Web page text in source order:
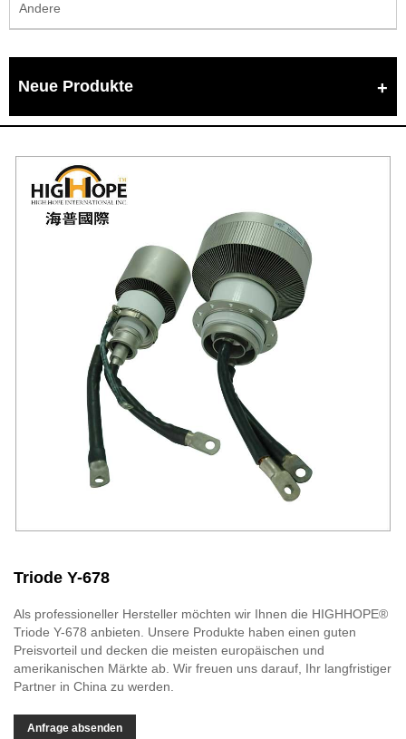
Andere
Neue Produkte
Triode Y-678
Als professioneller Hersteller möchten wir Ihnen die HIGHHOPE®
Triode Y-678 anbieten. Unsere Produkte haben einen guten
Preisvorteil und decken die meisten europäischen und
amerikanischen Märkte ab. Wir freuen uns darauf, Ihr langfristiger
Partner in China zu werden.
Anfrage absenden